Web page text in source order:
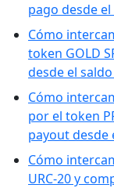
pago desde el
Cómo
token GOLD
desde el saldo
Cómo
por el token
payout desde
Cómo
URC-20 y